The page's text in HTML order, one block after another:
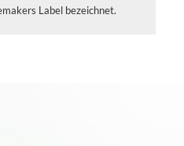
Label bezeichnet.